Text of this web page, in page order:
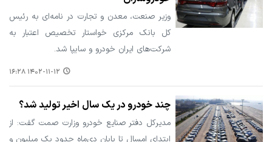
وزیر صنعت، معدن و تجارت در نامه‌ای به رئیس
کل بانک مرکزی خواستار تخصیص اعتبار به
شرکت‌های ایران خودرو و سایپا شد.
۱۴۰۲-۱۱-۱۲ ۱۶:۲۸
چند خودرو در یک سال اخیر تولید شد؟
مدیرکل دفتر صنایع خودرو وزارت صمت گفت: از
ابتدای امسال تا پایان دی‌ماه حدود یک میلیون و